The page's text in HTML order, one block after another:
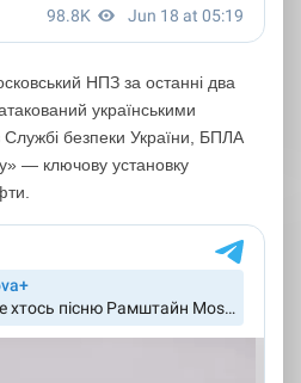
НПЗ за останні два
українськими
Службі безпеки України, БПЛА
— ключову установку